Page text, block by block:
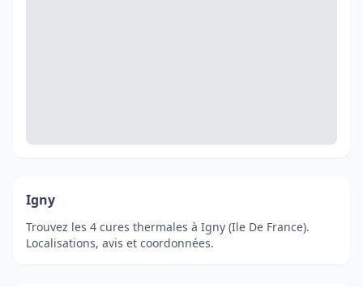
Igny
Trouvez les 4 cures thermales à Igny (Ile De France).
Localisations, avis et coordonnées.